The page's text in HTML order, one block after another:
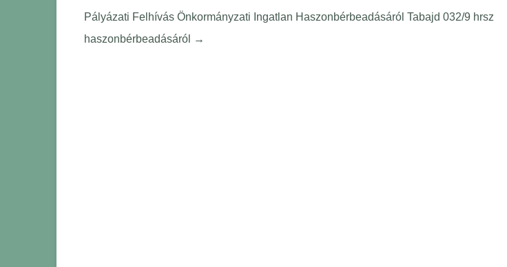
Pályázati Felhívás Önkormányzati Ingatlan Haszonbérbeadásáról Tabajd 032/9 hrsz
haszonbérbeadásáról
→